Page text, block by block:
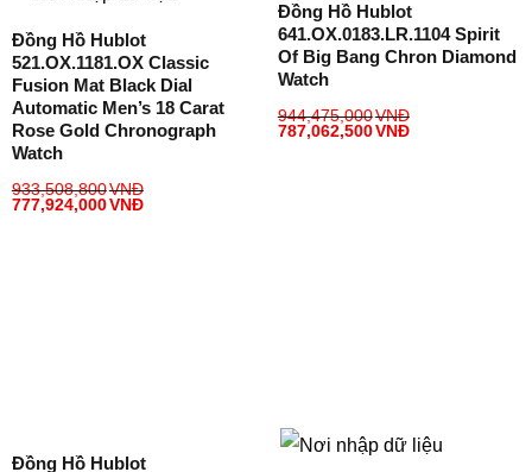
Đồng Hồ Hublot
521.OX.1181.OX Classic
Fusion Mat Black Dial
Automatic Men’s 18 Carat
Rose Gold Chronograph
Watch
933,508,800VNĐ
777,924,000VNĐ
Đồng Hồ Hublot
641.OX.0183.LR.1104 Spirit
Of Big Bang Chron Diamond
Watch
944,475,000VNĐ
787,062,500VNĐ
Đồng Hồ Hublot